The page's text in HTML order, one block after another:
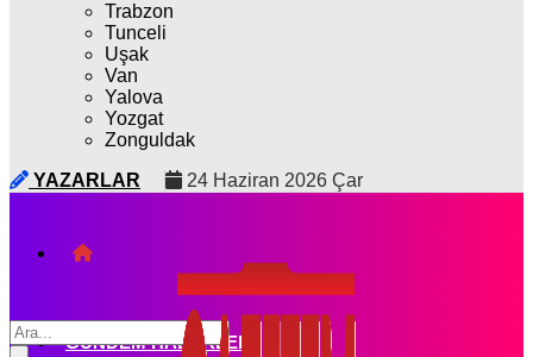
Trabzon
Tunceli
Uşak
Van
Yalova
Yozgat
Zonguldak
YAZARLAR
24 Haziran 2026 Çar
GÜNDEM HABERLERI